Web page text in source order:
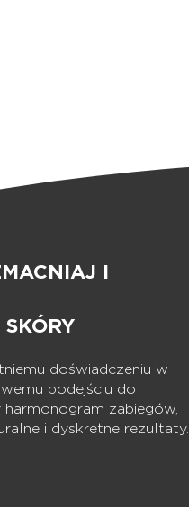
I
doświadczeniu w
podejściu do
zabiegów,
i dyskretne rezultaty.